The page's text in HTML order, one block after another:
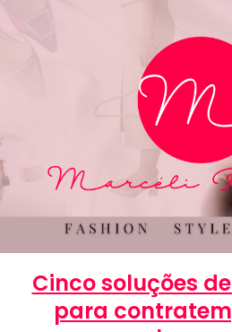
Cinco soluções
para